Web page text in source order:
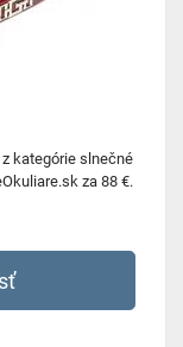
z kategórie slnečné
za 88 €.